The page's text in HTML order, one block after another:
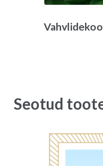
Seotud